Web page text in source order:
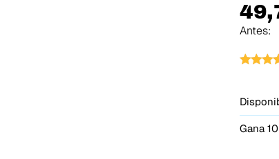
Antes:
Gana